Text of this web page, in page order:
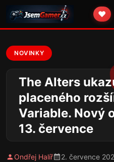
❤️
NOVINKY
The Alters
placeného
Variable. Nový
13. července
Ondřej Halíř 2. července